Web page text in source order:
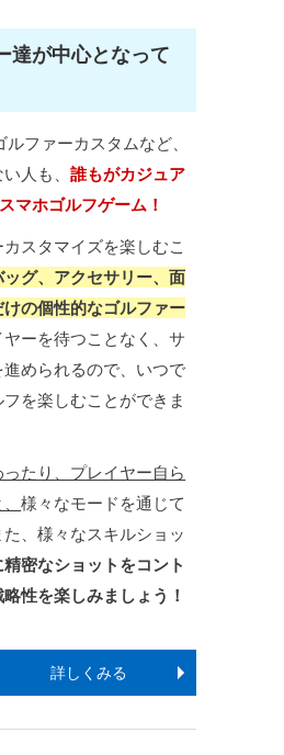
達が中心となって
ファーカスタムなど、
い人も、誰もがカジュア
マホゴルフゲーム！
スタマイズを楽しむこ
グ、アクセサリー、面
の個性的なゴルファー
ーを待つことなく、サ
められるので、いつで
を楽しむことができま
たり、プレイヤー自ら
、様々なモードを通じて
、様々なスキルショッ
密なショットをコント
性を楽しみましょう！
詳しくみる